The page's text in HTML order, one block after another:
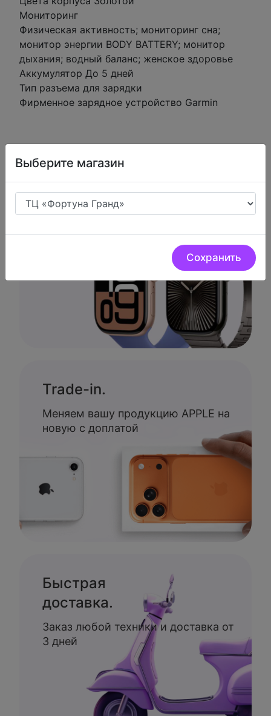
Выберите магазин
Сохранить
Мониторинг
Физическая активность; мониторинг сна;
монитор энергии BODY BATTERY; монитор
дыхания; водный баланс; женское здоровье
Аккумулятор До 5 дней
Тип разъема для зарядки
Фирменное зарядное устройство Garmin
Низкие цены.
цифровую технику
Trade-in.
Меняем вашу продукцию APPLE на
новую с доплатой
Быстрая
доставка.
Заказ любой техники и доставка от
3 дней